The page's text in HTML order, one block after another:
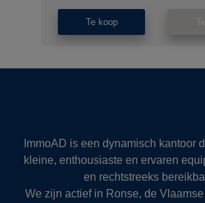
Te koop
ImmoAD is een dynamisch kantoor
kleine, enthousiaste en ervaren
en rechtstreeks
We zijn actief in Ronse, de